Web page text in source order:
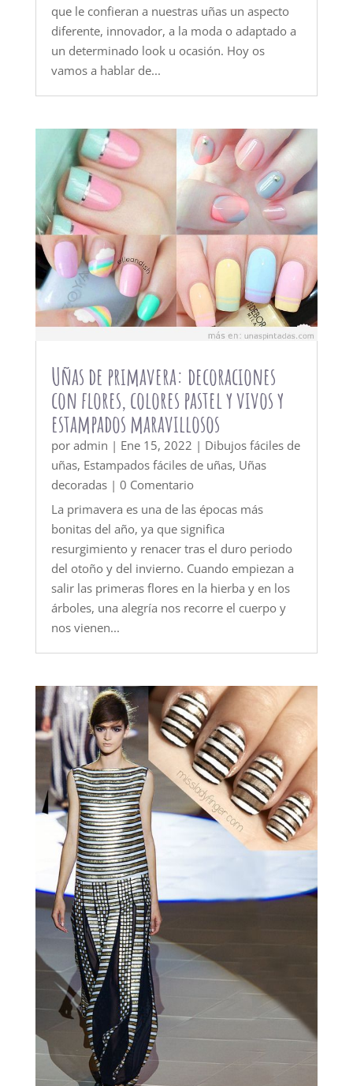
que le confieran a nuestras uñas un aspecto
diferente, innovador, a la moda o adaptado a
un determinado look u ocasión. Hoy os
vamos a hablar de...
Uñas de primavera: decoraciones
con flores, colores pastel y vivos y
estampados maravillosos
por admin | Ene 15, 2022 | Dibujos fáciles de
uñas, Estampados fáciles de uñas, Uñas
decoradas| 0 Comentario
La primavera es una de las épocas más
bonitas del año, ya que significa
resurgimiento y renacer tras el duro periodo
del otoño y del invierno. Cuando empiezan a
salir las primeras flores en la hierba y en los
árboles, una alegría nos recorre el cuerpo y
nos vienen...